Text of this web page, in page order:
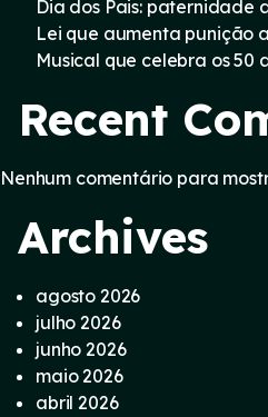
Dia dos Pais: paternidade
Lei que aumenta punição
Musical que celebra os
Recent
Nenhum comentário para
Archives
agosto 2026
julho 2026
junho 2026
maio 2026
abril 2026